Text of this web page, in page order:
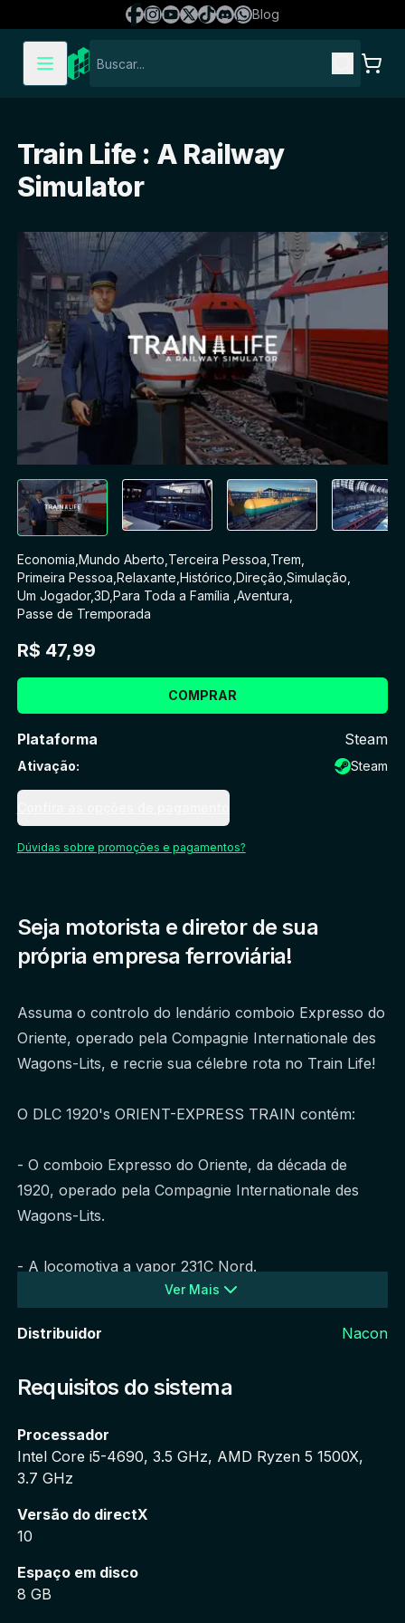
Blog
Train Life : A Railway
Simulator
Economia Mundo Aberto Terceira Pessoa Trem
Primeira Pessoa Relaxante Histórico Direção Simulação
Um Jogador,3D, Para Toda a Família Aventura
Passe de Tremporada
R$ 47,99
COMPRAR
Plataforma Steam
Ativação: Steam
Dúvidas sobre promoções e pagamentos?
Seja motorista e diretor de sua
própria empresa ferroviária!
Assuma o controlo do lendário comboio Expresso do
Oriente, operado pela Compagnie Internationale des
Wagons-Lits, e recrie sua célebre rota no Train Life!
O DLC 1920's ORIENT-EXPRESS TRAIN contém:
- O comboio Expresso do Oriente, da década de
1920, operado pela Compagnie Internationale des
Wagons-Lits.
- A locomotiva a vapor 231C Nord.
Paris a Viena.
- Seis cenários exclusivos nos quais vais dirigir o
- Duas novas cidades: Estrasburgo e Viena.
Ver Mais
Distribuidor Nacon
Requisitos do sistema
Processador
Intel Core i5-4690, 3.5 GHz, AMD Ryzen 5 1500X,
3.7 GHz
Versão do directX
10
Espaço em disco
8 GB